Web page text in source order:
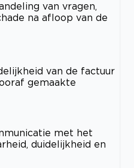
van vragen,
na afloop van de
van de factuur
gemaakte
met het
duidelijkheid en